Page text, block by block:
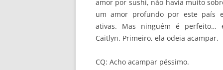
amor por sushi, não havia muito
um amor profundo por este país
ativas. Mas ninguém é perfeito…
Caitlyn. Primeiro, ela odeia acampar.
CQ: Acho acampar péssimo.